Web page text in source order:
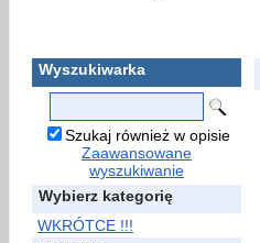
Wyszukiwarka
Szukaj również w opisie
Zaawansowane
wyszukiwanie
Wybierz kategorię
WKRÓTCE !!!